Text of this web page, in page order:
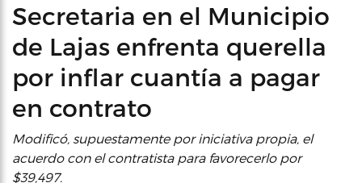
Secretaria en el Municipio
de Lajas enfrenta querella
por inflar cuantía a pagar
en contrato
Modificó, supuestamente por iniciativa propia, el
acuerdo con el contratista para favorecerlo por
$39,497.